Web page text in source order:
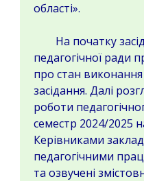
області».
На початку
педагогічної ради
про стан
засідання. Далі
роботи
семестр 2024/2025
Керівниками
педагогічними
та озвучені